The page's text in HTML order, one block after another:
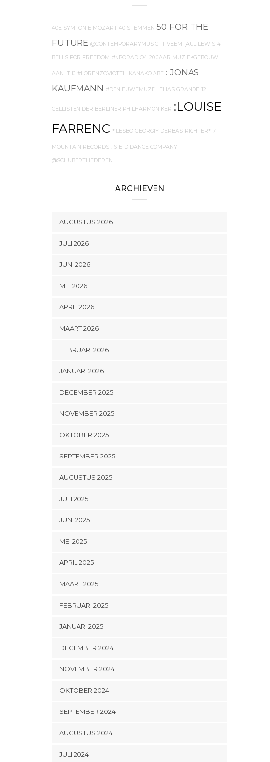
40E SYMFONIE MOZART 40 STEMMEN 50 FOR THE
FUTURE @CONTEMPORARYMUSIC 'T VEEM {AUL LEWIS 4
BELLS FOR FREEDOM #NPORADIO4 20 JAAR MUZIEKGEBOUW
AAN 'T IJ #LORENZOVIOTTI . KANAKO ABE : JONAS
KAUFMANN #DENIEUWEMUZE . ELIAS GRANDE 12
CELLISTEN DER BERLINER PHILHARMONIKER :LOUISE
FARRENC * LESBO GEORGIY DERBAS-RICHTER* 7
MOUNTAIN RECORDS . S-E-D DANCE COMPANY
@SCHUBERTLIEDEREN
ARCHIEVEN
AUGUSTUS 2026
JULI 2026
JUNI 2026
MEI 2026
APRIL 2026
MAART 2026
FEBRUARI 2026
JANUARI 2026
DECEMBER 2025
NOVEMBER 2025
OKTOBER 2025
SEPTEMBER 2025
AUGUSTUS 2025
JULI 2025
JUNI 2025
MEI 2025
APRIL 2025
MAART 2025
FEBRUARI 2025
JANUARI 2025
DECEMBER 2024
NOVEMBER 2024
OKTOBER 2024
SEPTEMBER 2024
AUGUSTUS 2024
JULI 2024